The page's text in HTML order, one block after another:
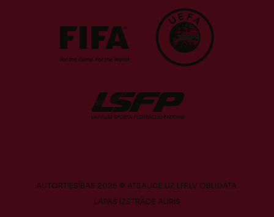
AUTORTIESĪBAS 2026 © ATSAUCE UZ LFF.LV OBLIGĀTA.
LAPAS IZSTRĀDE AURIS